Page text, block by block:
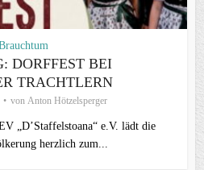
DORFFEST BEI
TRACHTLERN
von Anton Hötzelsperger
„D’Staffelstoana“ e.V. lädt die
herzlich zum...